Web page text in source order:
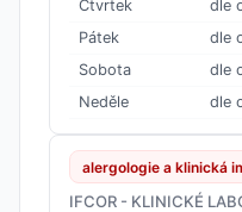
Čtvrtek
dle
Pátek
dle
Sobota
dle
Neděle
dle
alergologie a klinická
IFCOR - KLINICKÉ